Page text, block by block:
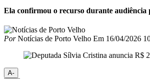
Ela confirmou o recurso durante
PorNotícias de Porto Velho Em 16/04/2026
A-